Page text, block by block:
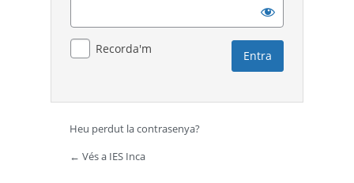
Recorda'm
Heu perdut la contrasenya?
← Vés a IES Inca